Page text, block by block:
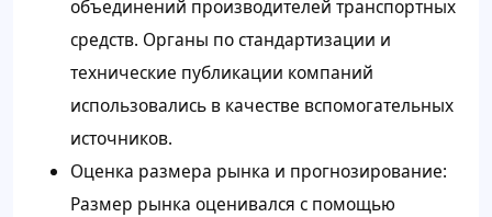
объединений производителей транспортных
средств. Органы по стандартизации и
технические публикации компаний
использовались в качестве вспомогательных
источников.
Оценка размера рынка и прогнозирование:
Размер рынка оценивался с помощью